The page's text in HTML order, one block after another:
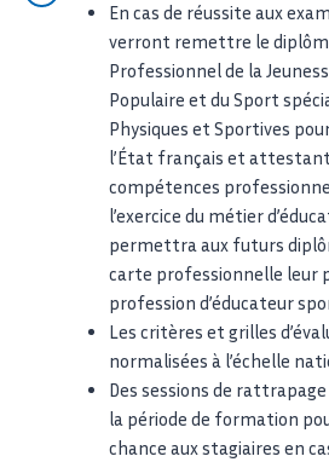
En cas de réussite aux
verront remettre le
Professionnel de la
Populaire et du Sport
Physiques et Sportives
l’État français et attestant
compétences
l’exercice du métier
permettra aux futurs
carte professionnelle leur
profession d’éducateur
Les critères et grilles
normalisées à l’échelle
Des sessions de
la période de formation
chance aux stagiaires en